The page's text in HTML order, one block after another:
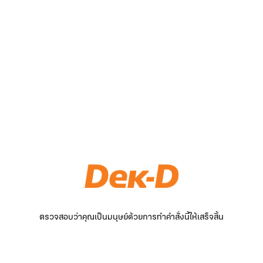
ตรวจสอบว่าคุณเป็นมนุษย์ด้วยการทำคำสั่งนี้ให้เสร็จสิ้น